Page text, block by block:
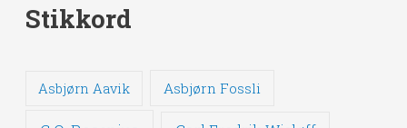
Stikkord
Asbjørn Aavik Asbjørn Fossli